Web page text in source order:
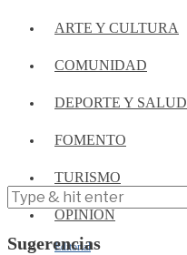
ARTE Y CULTURA
COMUNIDAD
DEPORTE Y SALUD
FOMENTO
TURISMO
OPINIÓN
Editorial
Sugerencias